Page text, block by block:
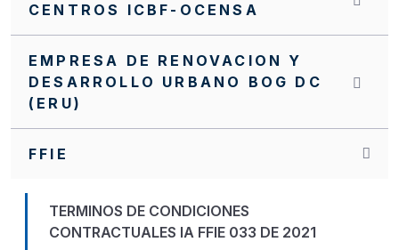
CENTROS ICBF-OCENSA
EMPRESA DE RENOVACION Y
DESARROLLO URBANO BOG DC
(ERU)
FFIE
TERMINOS DE CONDICIONES
CONTRACTUALES IA FFIE 033 DE 2021